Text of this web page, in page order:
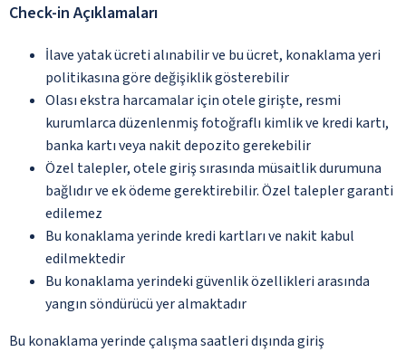
Check-in Açıklamaları
İlave yatak ücreti alınabilir ve bu ücret, konaklama yeri
politikasına göre değişiklik gösterebilir
Olası ekstra harcamalar için otele girişte, resmi
kurumlarca düzenlenmiş fotoğraflı kimlik ve kredi kartı,
banka kartı veya nakit depozito gerekebilir
Özel talepler, otele giriş sırasında müsaitlik durumuna
bağlıdır ve ek ödeme gerektirebilir. Özel talepler garanti
edilemez
Bu konaklama yerinde kredi kartları ve nakit kabul
edilmektedir
Bu konaklama yerindeki güvenlik özellikleri arasında
yangın söndürücü yer almaktadır
Bu konaklama yerinde çalışma saatleri dışında giriş